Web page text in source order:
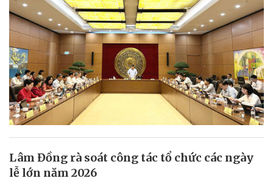
Lâm Đồng rà soát công tác tổ chức các ngày
lễ lớn năm 2026